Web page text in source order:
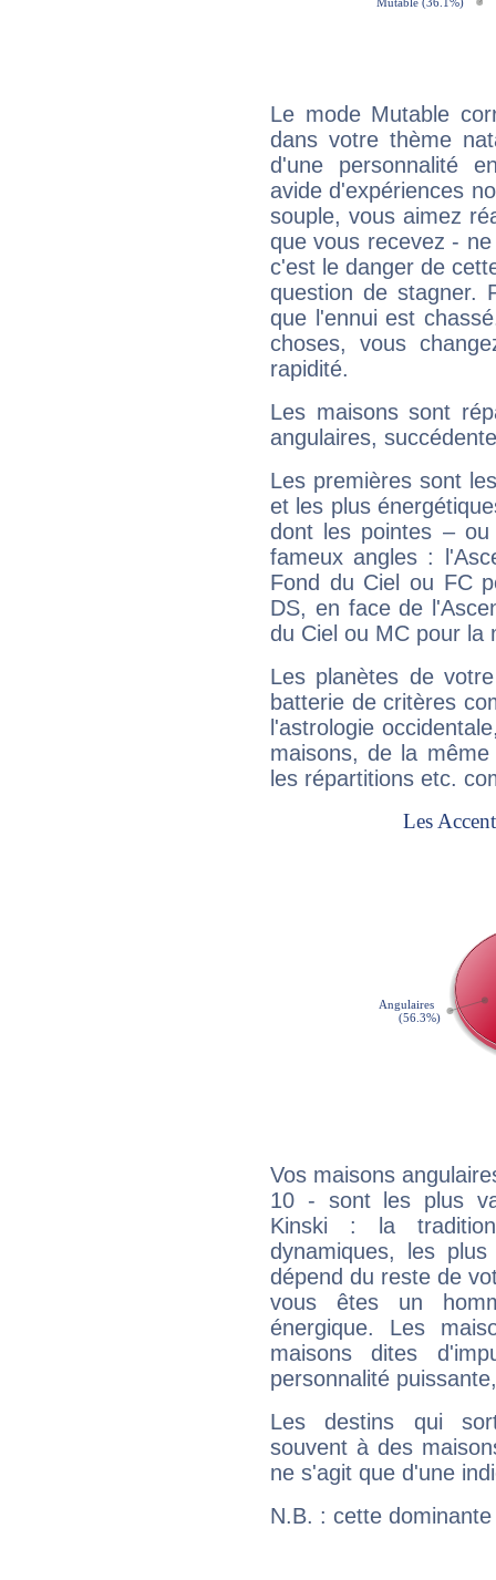
Le mode Mutable
dans votre thème
d'une personnalité
avide d'expériences
souple, vous aimez
que vous recevez -
c'est le danger de
question de stagner.
que l'ennui est
choses, vous
rapidité.
Les maisons sont
angulaires,
Les premières sont
et les plus
dont les pointes –
fameux angles :
Fond du Ciel ou FC
DS, en face de
du Ciel ou MC pour la
Les planètes de
batterie de critères
l'astrologie
maisons, de la
les répartitions etc.
Vos maisons
10 - sont les plus
Kinski : la
dynamiques, les
dépend du reste de
vous êtes un
énergique. Les
maisons dites
personnalité
Les destins qui
souvent à des
ne s'agit que d'une
N.B. : cette